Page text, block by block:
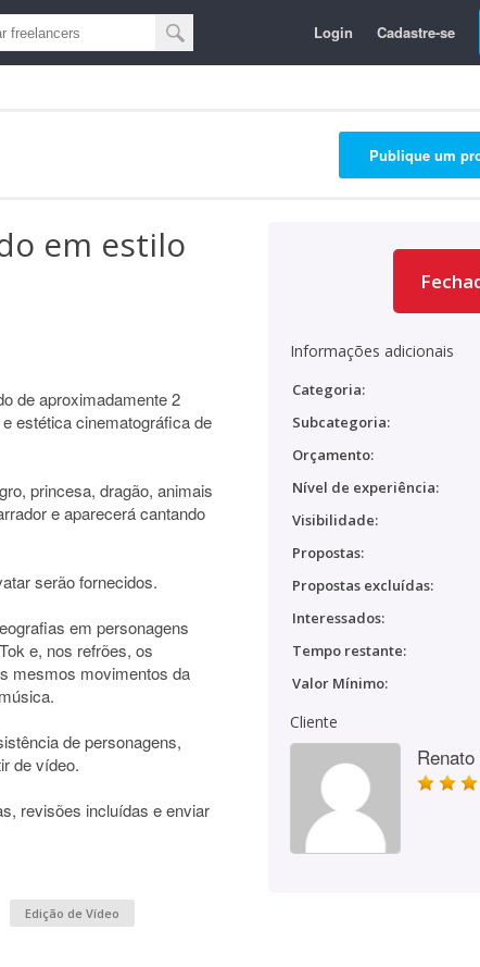
Login Cadastre-se
Publique um
em estilo
de aproximadamente 2
estética cinematográfica de
princesa, dragão, animais
e aparecerá cantando
serão fornecidos.
em personagens
e, nos refrões, os
mesmos movimentos da
de personagens,
de vídeo.
revisões incluídas e enviar
Edição de Vídeo
Informações adicionais
Categoria:
Subcategoria:
Orçamento:
Nível de experiência:
Visibilidade:
Propostas:
Propostas excluídas:
Interessados:
Tempo restante:
Valor Mínimo:
Cliente
Renato